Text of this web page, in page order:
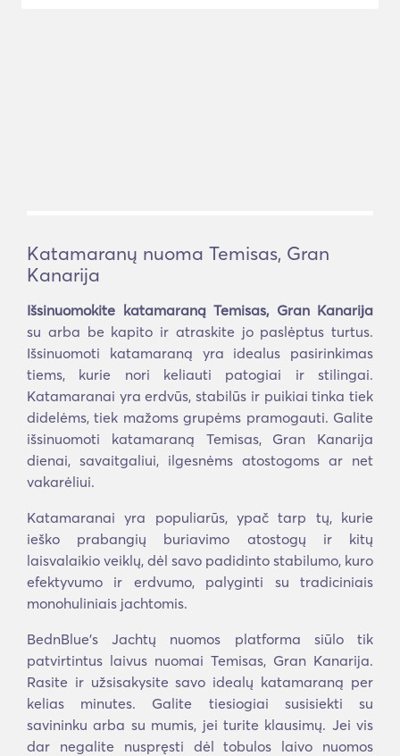
Katamaranų nuoma Temisas, Gran
Kanarija
Išsinuomokite katamaraną Temisas, Gran Kanarija
su arba be kapito ir atraskite jo paslėptus turtus.
Išsinuomoti katamaraną yra idealus pasirinkimas
tiems, kurie nori keliauti patogiai ir stilingai.
Katamaranai yra erdvūs, stabilūs ir puikiai tinka tiek
didelėms, tiek mažoms grupėms pramogauti. Galite
išsinuomoti katamaraną Temisas, Gran Kanarija
dienai, savaitgaliui, ilgesnėms atostogoms ar net
vakarėliui.
Katamaranai yra populiarūs, ypač tarp tų, kurie
ieško prabangių buriavimo atostogų ir kitų
laisvalaikio veiklų, dėl savo padidinto stabilumo, kuro
efektyvumo ir erdvumo, palyginti su tradiciniais
monohuliniais jachtomis.
BednBlue's Jachtų nuomos platforma siūlo tik
patvirtintus laivus nuomai Temisas, Gran Kanarija.
Rasite ir užsisakysite savo idealų katamaraną per
kelias minutes. Galite tiesiogiai susisiekti su
savininku arba su mumis, jei turite klausimų. Jei vis
dar negalite nuspręsti dėl tobulos laivo nuomos